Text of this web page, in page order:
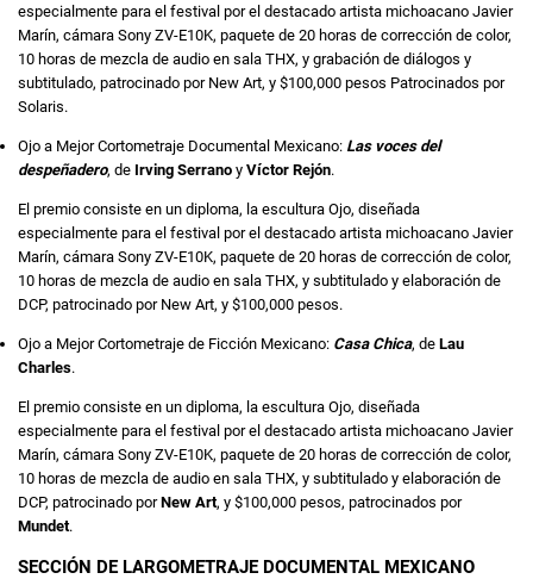
especialmente para el festival por el destacado artista michoacano Javier
Marín, cámara Sony ZV-E10K, paquete de 20 horas de corrección de color,
10 horas de mezcla de audio en sala THX, y grabación de diálogos y
subtitulado, patrocinado por New Art, y $100,000 pesos Patrocinados por
Solaris.
Ojo a Mejor Cortometraje Documental Mexicano: Las voces del
despeñadero, de Irving Serrano y Víctor Rejón.
El premio consiste en un diploma, la escultura Ojo, diseñada
especialmente para el festival por el destacado artista michoacano Javier
Marín, cámara Sony ZV-E10K, paquete de 20 horas de corrección de color,
10 horas de mezcla de audio en sala THX, y subtitulado y elaboración de
DCP, patrocinado por New Art, y $100,000 pesos.
Ojo a Mejor Cortometraje de Ficción Mexicano: Casa Chica, de Lau
Charles.
El premio consiste en un diploma, la escultura Ojo, diseñada
especialmente para el festival por el destacado artista michoacano Javier
Marín, cámara Sony ZV-E10K, paquete de 20 horas de corrección de color,
10 horas de mezcla de audio en sala THX, y subtitulado y elaboración de
DCP, patrocinado porNew Art, y $100,000 pesos, patrocinados por
Mundet.
SECCIÓN DE LARGOMETRAJE DOCUMENTAL MEXICANO